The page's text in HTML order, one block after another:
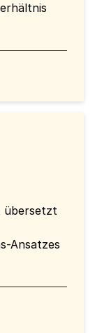
übersetzt
Ansatzes